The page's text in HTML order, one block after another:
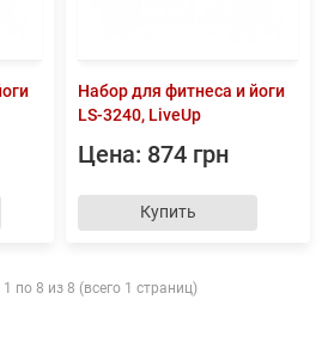
Набор для фитнеса и йоги
LS-3240, LiveUp
Цена: 874 грн
Купить
по 8 из 8 (всего 1 страниц)